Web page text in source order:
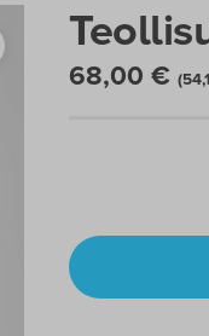
68,00 € (